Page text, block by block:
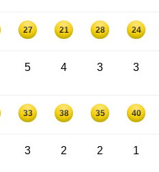
27 21 28 24
5 4 3 3
33 38 35 40
3 2 2 1